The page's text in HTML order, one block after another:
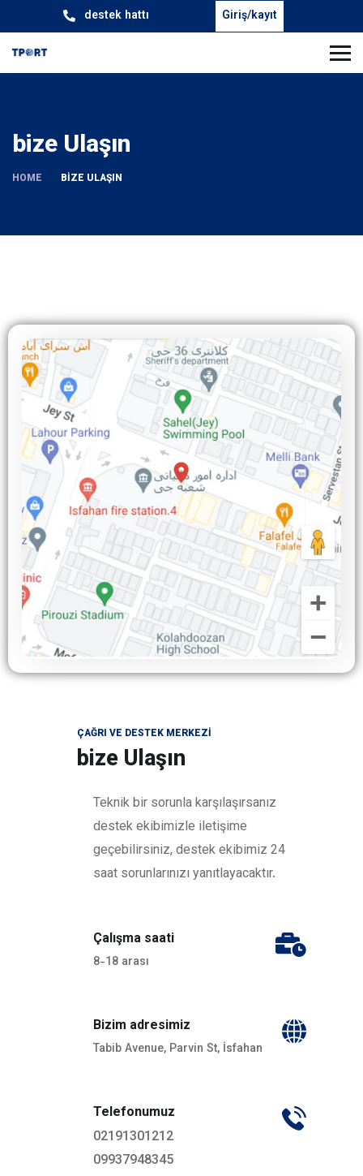
destek hattı Giriş/kayıt
bize Ulaşın
HOME BIZE ULAŞIN
ÇAĞRI VE DESTEK MERKEZI
bize Ulaşın
Teknik bir sorunla karşılaşırsanız
destek ekibimizle iletişime
geçebilirsiniz, destek ekibimiz 24
saat sorunlarınızı yanıtlayacaktır.
Çalışma saati
8-18 arası
Bizim adresimiz
Tabib Avenue, Parvin St, İsfahan
Telefonumuz
02191301212
09937948345